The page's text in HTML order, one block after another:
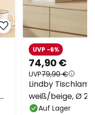
74,90 €
UVP79,90 €
UVP -6%
Lindby
weiß/beige, Ø
E27Auf Lager